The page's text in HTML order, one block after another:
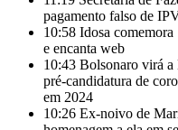
pagamento falso de
10:58 Idosa comemora
e encanta web
10:43 Bolsonaro virá a
pré-candidatura de
em 2024
10:26 Ex-noivo de